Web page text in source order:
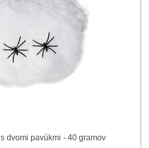
dvomi pavúkmi - 40 gramov